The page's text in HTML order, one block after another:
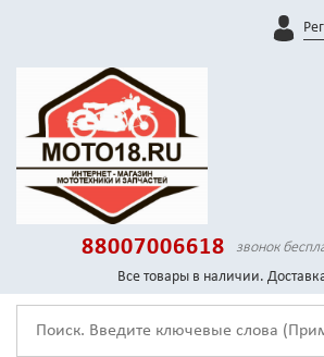
88007006618
звонок
Все товары в наличии.